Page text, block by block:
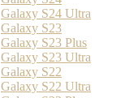
Galaxy S24 Ultra
Galaxy S23
Galaxy S23 Plus
Galaxy S23 Ultra
Galaxy S22
Galaxy S22 Ultra